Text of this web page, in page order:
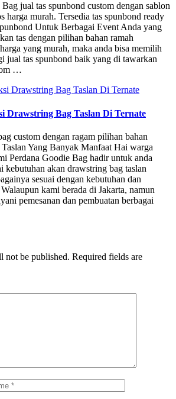
jual tas spunbond custom dengan sablon
harga murah. Tersedia tas spunbond ready
Untuk Berbagai Event Anda yang
tas dengan pilihan bahan ramah
yang murah, maka anda bisa memilih
jual tas spunbond baik yang di tawarkan
…
Drawstring Bag Taslan Di Ternate
custom dengan ragam pilihan bahan
Yang Banyak Manfaat Hai warga
Perdana Goodie Bag hadir untuk anda
kebutuhan akan drawstring bag taslan
sesuai dengan kebutuhan dan
kami berada di Jakarta, namun
pemesanan dan pembuatan berbagai
not be published. Required fields are